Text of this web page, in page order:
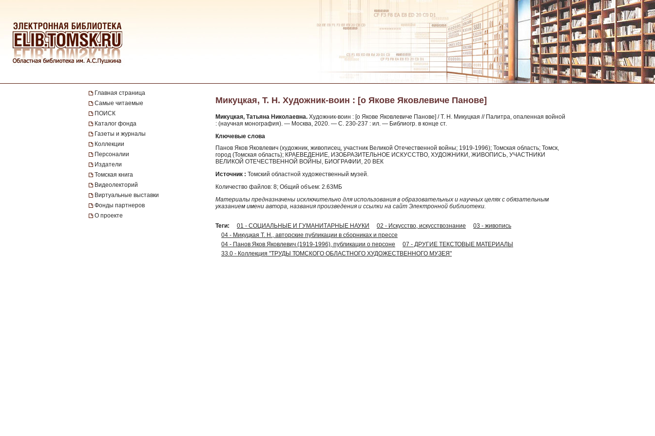
Главная страница
Самые читаемые
ПОИСК
Каталог фонда
Газеты и журналы
Коллекции
Персоналии
Издатели
Томская книга
Видеолекторий
Виртуальные выставки
Фонды партнеров
О проекте
Микуцкая, Т. Н. Художник-воин : [о Якове Яковлевиче Панове]
Микуцкая, Татьяна Николаевна. Художник-воин : [о Якове Яковлевиче Панове] / Т. Н. Микуцкая // Палитра, опаленная войной
: (научная монография). — Москва, 2020. — С. 230-237 : ил. — Библиогр. в конце ст.
Ключевые слова
Панов Яков Яковлевич (художник, живописец, участник Великой Отечественной войны; 1919-1996); Томская область; Томск,
город (Томская область); КРАЕВЕДЕНИЕ, ИЗОБРАЗИТЕЛЬНОЕ ИСКУССТВО, ХУДОЖНИКИ, ЖИВОПИСЬ, УЧАСТНИКИ
ВЕЛИКОЙ ОТЕЧЕСТВЕННОЙ ВОЙНЫ, БИОГРАФИИ, 20 ВЕК
Источник : Томский областной художественный музей.
Количество файлов: 8; Общий объем: 2.63МБ
Материалы предназначены исключительно для использования в образовательных и научных целях с обязательным
указанием имени автора, названия произведения и ссылки на сайт Электронной библиотеки.
Теги: 01 - СОЦИАЛЬНЫЕ И ГУМАНИТАРНЫЕ НАУКИ 02 - Искусство, искусствознание
03 - живопись
04 - Микуцкая Т. Н., авторские публикации в сборниках и прессе
04 - Панов Яков Яковлевич (1919-1996), публикации о персоне
07 - ДРУГИЕ ТЕКСТОВЫЕ МАТЕРИАЛЫ
33.0 - Коллекция "ТРУДЫ ТОМСКОГО ОБЛАСТНОГО ХУДОЖЕСТВЕННОГО МУЗЕЯ"